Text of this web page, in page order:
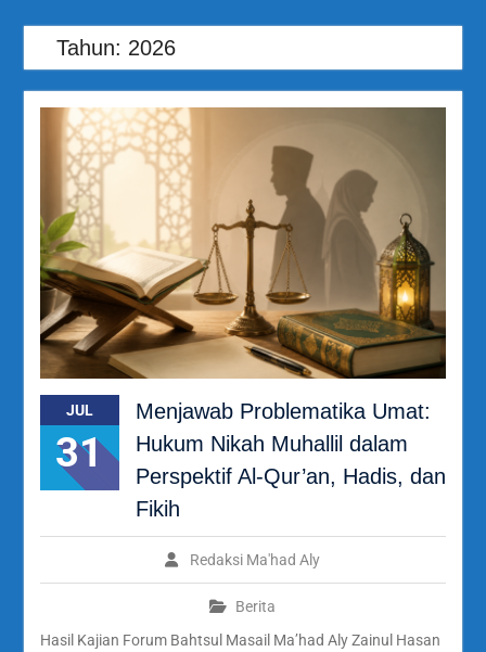
Tahun: 2026
JUL
31
Menjawab Problematika Umat:
Hukum Nikah Muhallil dalam
Perspektif Al-Qur’an, Hadis, dan
Fikih
Redaksi Ma'had Aly
Berita
Hasil Kajian Forum Bahtsul Masail Ma’had Aly Zainul Hasan